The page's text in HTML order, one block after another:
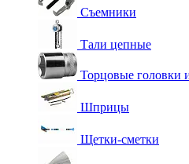
Съемники
Тали цепные
Торцовые головки
Шприцы
Щетки-сметки